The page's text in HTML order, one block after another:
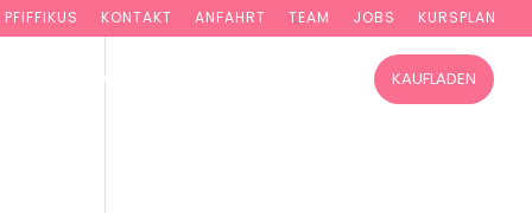
PFIFFIKUS KONTAKT ANFAHRT TEAM JOBS KURSPLAN
WORKSHOPS KAUFLADEN